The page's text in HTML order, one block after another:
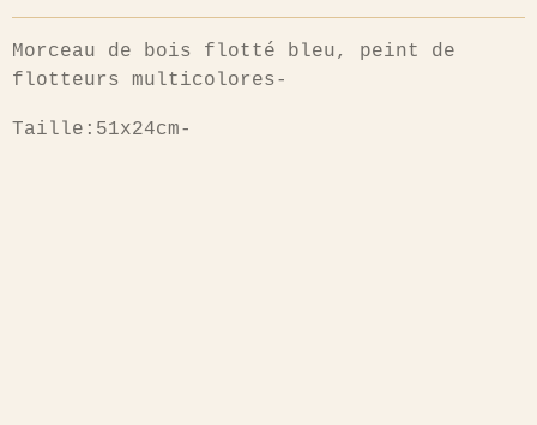
Morceau de bois flotté bleu, peint de
flotteurs multicolores-
Taille:51x24cm-